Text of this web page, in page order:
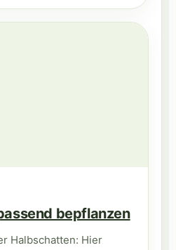
bepflanzen
Halbschatten: Hier